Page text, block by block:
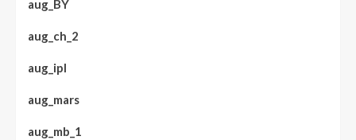
aug_BY
aug_ch_2
aug_ipl
aug_mars
aug_mb_1